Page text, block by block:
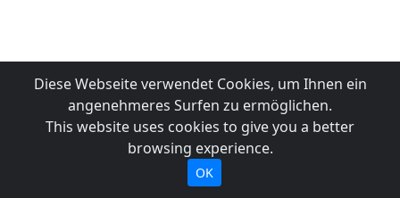
Diese Webseite verwendet Cookies, um Ihnen ein
angenehmeres Surfen zu ermöglichen.
This website uses cookies to give you a better
browsing experience.
OK